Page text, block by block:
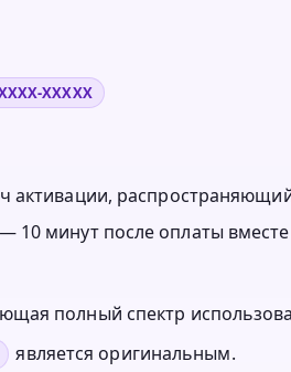
XXXXX
активации,
10 минут после оплаты
полный спектр
является оригинальным.